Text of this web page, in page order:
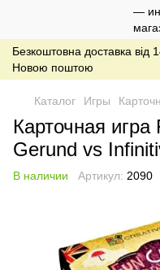
Безкоштовна доставка від
Новою поштою
Каталог Игры
Карточная
Gerund vs
В наличии Артикул: 2090